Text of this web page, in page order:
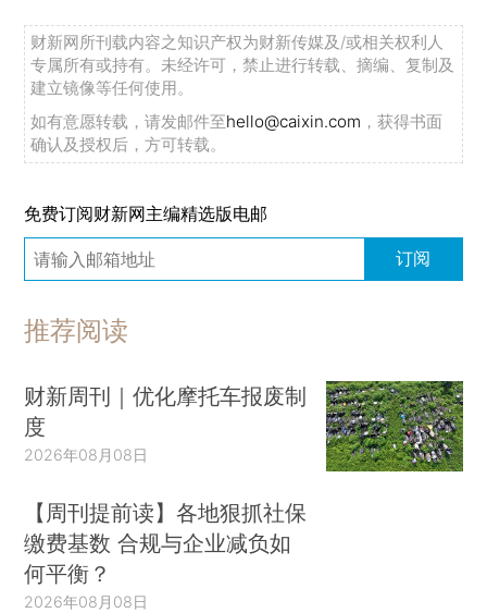
财新网所刊载内容之知识产权为财新传媒及/或相关权利人
专属所有或持有。未经许可，禁止进行转载、摘编、复制及
建立镜像等任何使用。
如有意愿转载，请发邮件至hello@caixin.com ，获得书面
确认及授权后，方可转载。
免费订阅财新网主编精选版电邮
订阅
推荐阅读
财新周刊｜优化摩托车报废制
度
2026年08月08日
【周刊提前读】各地狠抓社保
缴费基数 合规与企业减负如
何平衡？
2026年08月08日